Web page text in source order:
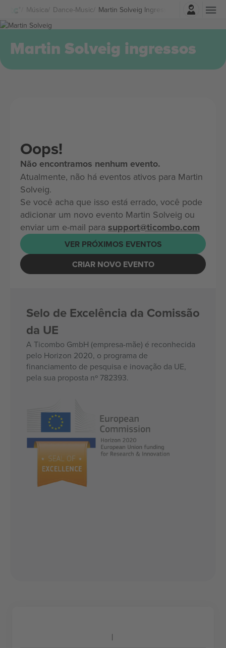
Música Dance-Music Martin Solveig Ingressos
Entrar
Martin Solveig ingressos
Oops!
Não encontramos nenhum evento.
Atualmente, não há eventos ativos para Martin
Solveig.
Se você acha que isso está errado, você pode
adicionar um novo evento Martin Solveig ou
enviar um e-mail para support@ticombo.com
VER PRÓXIMOS EVENTOS
CRIAR NOVO EVENTO
Selo de Excelência da Comissão
da UE
A Ticombo GmbH (empresa-mãe) é reconhecida
pelo Horizon 2020, o programa de
financiamento de pesquisa e inovação da UE,
pela sua proposta nº 782393.